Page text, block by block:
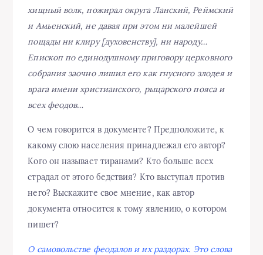
хищный волк, пожирал округа Ланский, Реймский
и Амьенский, не давая при этом ни малейшей
пощады ни клиру [духовенству], ни народу…
Епископ по единодушному приговору церковного
собрания заочно лишил его как гнусного злодея и
врага имени христианского, рыцарского пояса и
всех феодов…
О чем говорится в документе? Предположите, к
какому слою населения принадлежал его автор?
Кого он называет тиранами? Кто больше всех
страдал от этого бедствия? Кто выступал против
него? Выскажите свое мнение, как автор
документа относится к тому явлению, о котором
пишет?
О самовольстве феодалов и их раздорах. Это слова